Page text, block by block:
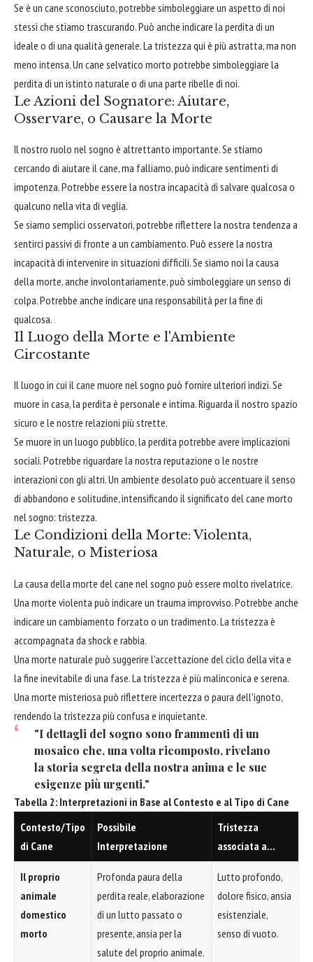
Se è un cane sconosciuto, potrebbe simboleggiare un aspetto di noi
stessi che stiamo trascurando. Può anche indicare la perdita di un
ideale o di una qualità generale. La tristezza qui è più astratta, ma non
meno intensa. Un cane selvatico morto potrebbe simboleggiare la
perdita di un istinto naturale o di una parte ribelle di noi.
Le Azioni del Sognatore: Aiutare,
Osservare, o Causare la Morte
Il nostro ruolo nel sogno è altrettanto importante. Se stiamo
cercando di aiutare il cane, ma falliamo, può indicare sentimenti di
impotenza. Potrebbe essere la nostra incapacità di salvare qualcosa o
qualcuno nella vita di veglia.
Se siamo semplici osservatori, potrebbe riflettere la nostra tendenza a
sentirci passivi di fronte a un cambiamento. Può essere la nostra
incapacità di intervenire in situazioni difficili. Se siamo noi la causa
della morte, anche involontariamente, può simboleggiare un senso di
colpa. Potrebbe anche indicare una responsabilità per la fine di
qualcosa.
Il Luogo della Morte e l'Ambiente
Circostante
Il luogo in cui il cane muore nel sogno può fornire ulteriori indizi. Se
muore in casa, la perdita è personale e intima. Riguarda il nostro spazio
sicuro e le nostre relazioni più strette.
Se muore in un luogo pubblico, la perdita potrebbe avere implicazioni
sociali. Potrebbe riguardare la nostra reputazione o le nostre
interazioni con gli altri. Un ambiente desolato può accentuare il senso
di abbandono e solitudine, intensificando il significato del cane morto
nel sogno: tristezza.
Le Condizioni della Morte: Violenta,
Naturale, o Misteriosa
La causa della morte del cane nel sogno può essere molto rivelatrice.
Una morte violenta può indicare un trauma improvviso. Potrebbe anche
indicare un cambiamento forzato o un tradimento. La tristezza è
accompagnata da shock e rabbia.
Una morte naturale può suggerire l'accettazione del ciclo della vita e
la fine inevitabile di una fase. La tristezza è più malinconica e serena.
Una morte misteriosa può riflettere incertezza o paura dell'ignoto,
rendendo la tristezza più confusa e inquietante.
"I dettagli del sogno sono frammenti di un
mosaico che, una volta ricomposto, rivelano
la storia segreta della nostra anima e le sue
esigenze più urgenti."
Tabella 2: Interpretazioni in Base al Contesto e al Tipo di Cane
Contesto/Tipo
di Cane
Possibile
Interpretazione
Tristezza
associata a…
Il proprio
animale
domestico
morto
Profonda paura della
perdita reale, elaborazione
di un lutto passato o
presente, ansia per la
salute del proprio animale.
Lutto profondo,
dolore fisico, ansia
esistenziale,
senso di vuoto.